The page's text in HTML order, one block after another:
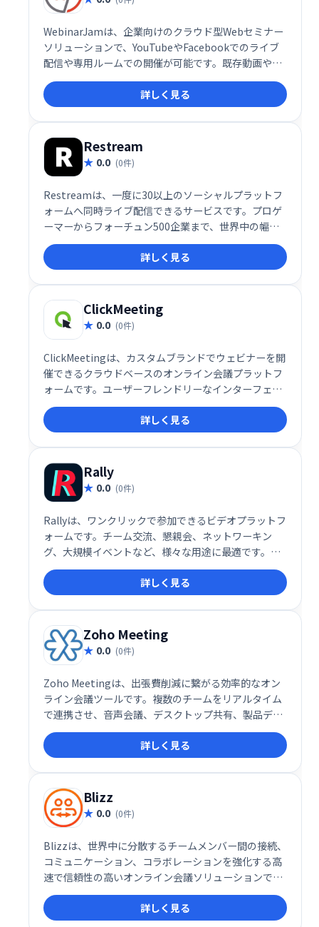
WebinarJamは、企業向けのクラウド型Webセミナー
ソリューションで、YouTubeやFacebookでのライブ
配信や専用ルームでの開催が可能です。既存動画やス
ライド、画面共有などの素材を活用して魅力的なウェ
ビナーを作成・実施できます。インタラクティブな機
能を通じて参加者とのエンゲージメントを高め、効果
的なコミュニケーションを実現します。
詳しく見る
Restream
0.0 (0件)
Restreamは、一度に30以上のソーシャルプラットフ
ォームへ同時ライブ配信できるサービスです。プロゲ
ーマーからフォーチュン500企業まで、世界中の幅広
いユーザーが利用し、視聴者拡大とエンゲージメント
向上を実現しています。効率的な配信と多様なプラッ
トフォームへのリーチで、あなたのメッセージを世界
中に届けましょう。
詳しく見る
ClickMeeting
0.0 (0件)
ClickMeetingは、カスタムブランドでウェビナーを開
催できるクラウドベースのオンライン会議プラットフ
ォームです。ユーザーフレンドリーなインターフェー
スを備え、参加者とのインタラクティブなセッション
やスムーズな情報共有をサポートし、ウェビナー運営
を効率化します。
詳しく見る
Rally
0.0 (0件)
Rallyは、ワンクリックで参加できるビデオプラットフ
ォームです。チーム交流、懇親会、ネットワーキン
グ、大規模イベントなど、様々な用途に最適です。気
軽に集まり、活気あるオンライン体験を共有できま
す。スムーズな接続と直感的な操作で、より効果的な
コミュニケーションを実現しましょう。 より良い仮想
イベント開催をサポートします。
詳しく見る
Zoho Meeting
0.0 (0件)
Zoho Meetingは、出張費削減に繋がる効率的なオン
ライン会議ツールです。複数のチームをリアルタイム
で連携させ、音声会議、デスクトップ共有、製品デモ
などをスムーズに行えます。世界中の顧客と直接コミ
ュニケーションを取り、ビジネスを拡大しましょう。
詳しく見る
Blizz
0.0 (0件)
Blizzは、世界中に分散するチームメンバー間の接続、
コミュニケーション、コラボレーションを強化する高
速で信頼性の高いオンライン会議ソリューションで
す。必要なツールをすべて提供し、チームワークの向
上、ビジネスプロセスの最適化、生産性向上、強力な
詳しく見る